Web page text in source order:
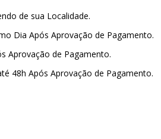
de sua Localidade.
Dia Após Aprovação de Pagamento.
Aprovação de Pagamento.
48h Após Aprovação de Pagamento.